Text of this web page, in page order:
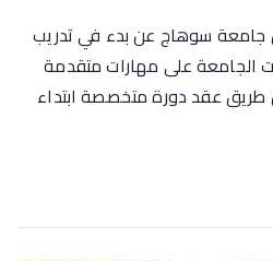
جامعة سوهاج عن بدء في تدريب
الجامعة على مهارات متقدمة
طريق عقد دورة متخصصة ابتداء